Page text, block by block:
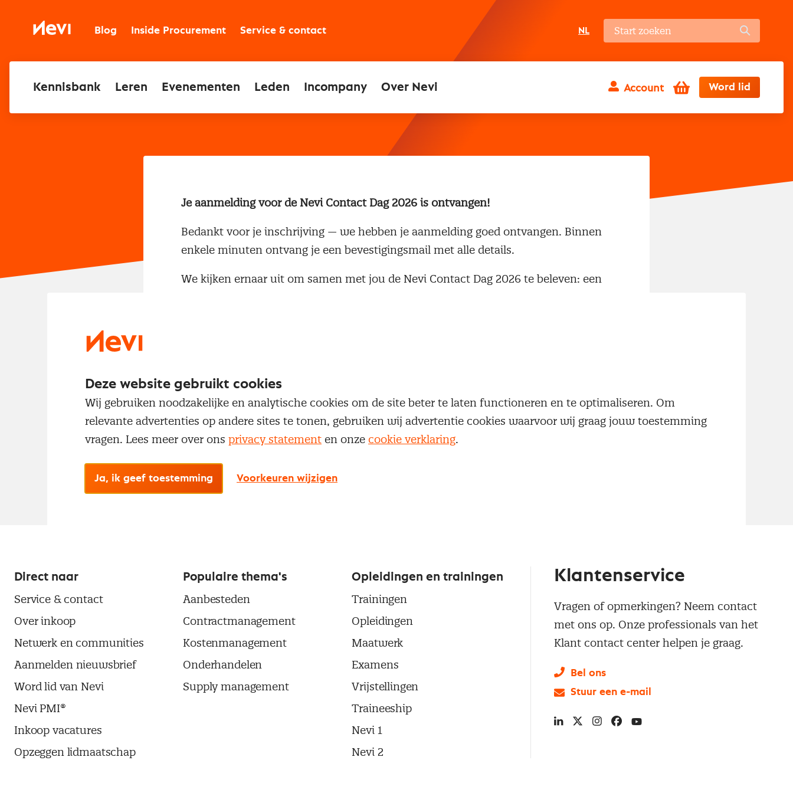
inhoudNevi Blog Inside Procurement Service & contact NL
Kennisbank Leren Evenementen Leden Incompany Over Nevi Account Winkelwagen
Word lid
Je aanmelding voor de Nevi Contact Dag 2026 is ontvangen!
Bedankt voor je inschrijving — we hebben je aanmelding goed ontvangen. Binnen
enkele minuten ontvang je een bevestigingsmail met alle details.
We kijken ernaar uit om samen met jou de Nevi Contact Dag 2026 te beleven: een
Meld je dan af viaevenementen@nevi.nl
Heb je binnen 15 minuten geen e-mail ontvangen? Controleer je spamfolder of neem
contact op metevenementen@nevi.nl.
Direct naar
Service & contact
Over inkoop
Netwerk en communities
Aanmelden nieuwsbrief
Word lid van Nevi
Nevi PMI®
Inkoop vacatures
Opzeggen lidmaatschap
Populaire thema's
Aanbesteden
Contractmanagement
Kostenmanagement
Onderhandelen
Supply management
Opleidingen en trainingen
Trainingen
Opleidingen
Maatwerk
Examens
Vrijstellingen
Traineeship
Nevi 1
Nevi 2
Klantenservice
Vragen of opmerkingen? Neem contact
met ons op. Onze professionals van het
Klant contact center helpen je graag.
Bel ons
Stuur een e-mail
LinkedIn
X Instagram
Facebook
YouTube
Deze website gebruikt cookies
Wij gebruiken noodzakelijke en analytische cookies om de site beter te laten functioneren en te optimaliseren. Om
relevante advertenties op andere sites te tonen, gebruiken wij advertentie cookies waarvoor wij graag jouw toestemming
vragen. Lees meer over ons privacy statement en onze cookie verklaring.
Ja, ik geef toestemming Voorkeuren wijzigen